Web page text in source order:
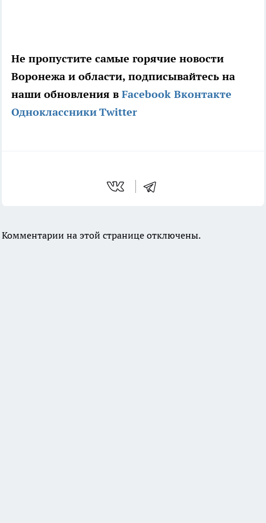
Не пропустите самые горячие новости
Воронежа и области, подписывайтесь на
наши обновления в Facebook Вконтакте
ОдноклассникиTwitter
Комментарии на этой странице отключены.